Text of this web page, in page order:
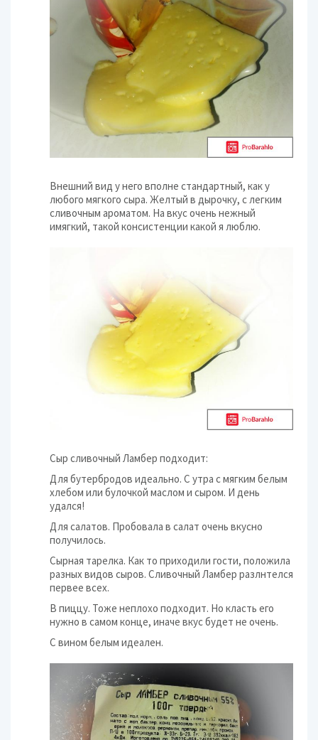
Внешний вид у него вполне стандартный, как у
любого мягкого сыра. Желтый в дырочку, с легким
сливочным ароматом. На вкус очень нежный
имягкий, такой консистенции какой я люблю.
Сыр сливочный Ламбер подходит:
Для бутербродов идеально. С утра с мягким белым
хлебом или булочкой маслом и сыром. И день
удался!
Для салатов. Пробовала в салат очень вкусно
получилось.
Сырная тарелка. Как то приходили гости, положила
разных видов сыров. Сливочный Ламбер разлнтелся
первее всех.
В пиццу. Тоже неплохо подходит. Но класть его
нужно в самом конце, иначе вкус будет не очень.
С вином белым идеален.